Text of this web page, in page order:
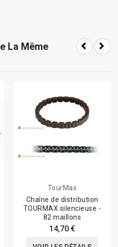
La Même
TourMax
Chaîne de distribution
TOURMAX silencieuse -
82 maillons
14,70 €